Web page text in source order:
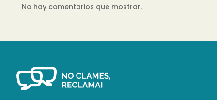
No hay comentarios que mostrar.